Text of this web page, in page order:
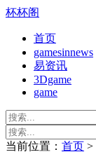
杯杯阁
首页
gamesinnews
易资讯
3Dgame
game
当前位置： 首页 >